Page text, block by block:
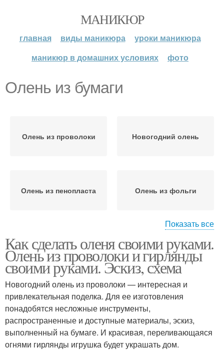
МАНИКЮР
главная виды маникюра
уроки маникюра
маникюр в домашних условиях
фото
Олень из бумаги
Олень из проволоки Новогодний олень
Олень из пенопласта Олень из фольги
Олень из картона Объемный олень
Гирлянда из оленей Сборный олень
Олень из природных
Показать все
Как сделать оленя своими руками.
Олень из проволоки и гирлянды
своими руками. Эскиз, схема
Новогодний олень из проволоки — интересная и
привлекательная поделка. Для ее изготовления
понадобятся несложные инструменты,
распространенные и доступные материалы, эскиз,
выполненный на бумаге. И красивая, переливающаяся
огнями гирлянды игрушка будет украшать дом.